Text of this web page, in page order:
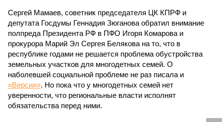
Сергей Мамаев, советник председателя ЦК КПРФ и
депутата Госдумы Геннадия Зюганова обратил внимание
полпреда Президента РФ в ПФО Игоря Комарова и
прокурора Марий Эл Сергея Белякова на то, что в
республике годами не решается проблема обустройства
земельных участков для многодетных семей. О
наболевшей социальной проблеме не раз писала и
«Версия». Но пока что у многодетных семей нет
уверенности, что региональные власти исполнят
обязательства перед ними.